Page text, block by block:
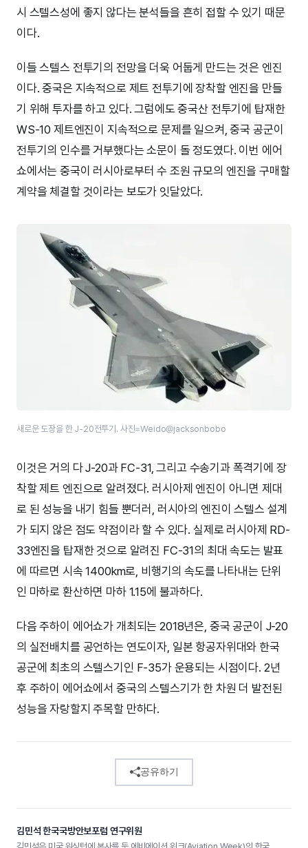
시 스텔스성에 좋지 않다는 분석들을 흔히 접할 수 있기 때문
이다.
이들 스텔스 전투기의 전망을 더욱 어둡게 만드는 것은 엔진
이다. 중국은 지속적으로 제트 전투기에 장착할 엔진을 만들
기 위해 투자를 하고 있다. 그럼에도 중국산 전투기에 탑재한
WS-10 제트엔진이 지속적으로 문제를 일으켜, 중국 공군이
전투기의 인수를 거부했다는 소문이 돌 정도였다. 이번 에어
쇼에서는 중국이 러시아로부터 수 조원 규모의 엔진을 구매할
계약을 체결할 것이라는 보도가 잇달았다.
새로운 도장을 한 J-20전투기. 사진=Weido@jacksonbobo
이것은 거의 다 J-20과 FC-31, 그리고 수송기과 폭격기에 장
착할 제트 엔진으로 알려졌다. 러시아제 엔진이 아니면 제대
로 된 성능을 내기 힘들 뿐더러, 러시아의 엔진이 스텔스 설계
가 되지 않은 점도 약점이라 할 수 있다. 실제로 러시아제 RD-
33엔진을 탑재한 것으로 알려진 FC-31의 최대 속도는 발표
에 따르면 시속 1400km로, 비행기의 속도를 나타내는 단위
인 마하로 환산하면 마하 1.15에 불과하다.
다음 주하이 에어쇼가 개최되는 2018년은, 중국 공군이 J-20
의 실전배치를 공언하는 연도이자, 일본 항공자위대와 한국
공군에 최초의 스텔스기인 F-35가 운용되는 시점이다. 2년
후 주하이 에어쇼에서 중국의 스텔스기가 한 차원 더 발전된
성능을 자랑할지 주목할 만하다.
공유하기
김민석 한국국방안보포럼 연구위원